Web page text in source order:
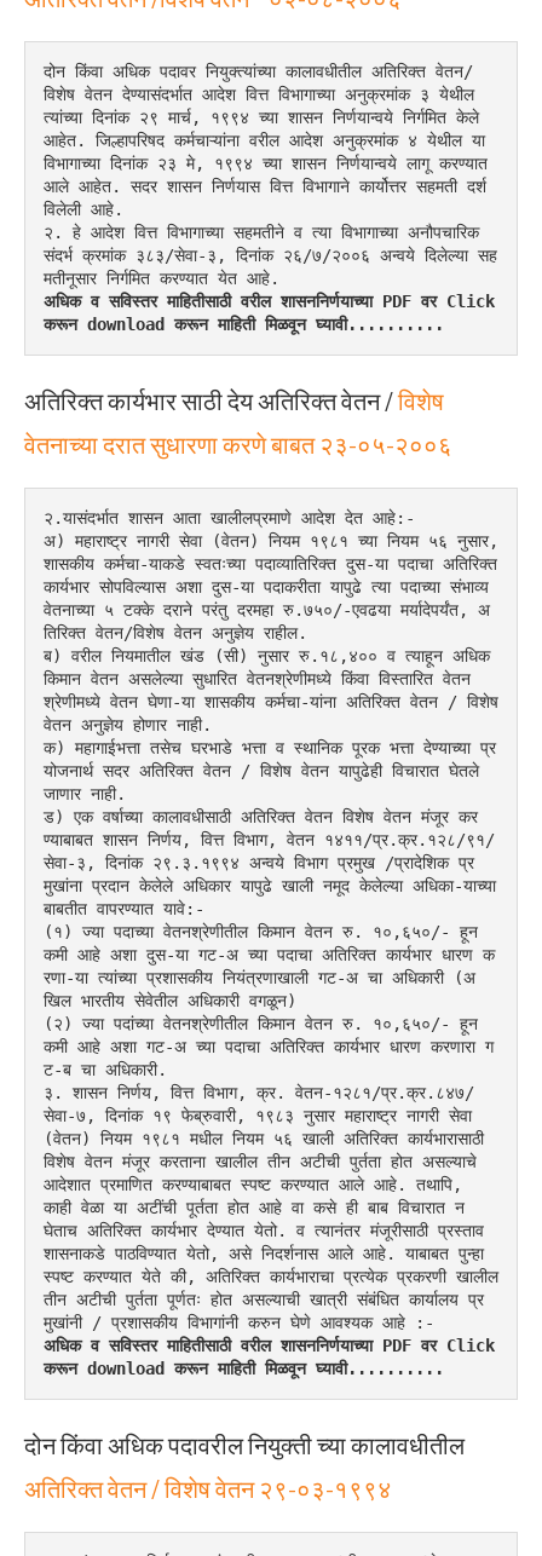
दोन किंवा अधिक पदावर नियुक्त्यांच्या कालावधीतील अतिरिक्त वेतन/
विशेष वेतन देण्यासंदर्भात आदेश वित्त विभागाच्या अनुक्रमांक ३ येथील
त्यांच्या दिनांक २९ मार्च, १९९४ च्या शासन निर्णयान्वये निर्गमित केले
आहेत. जिल्हापरिषद कर्मचाऱ्यांना वरील आदेश अनुक्रमांक ४ येथील या
विभागाच्या दिनांक २३ मे, १९९४ च्या शासन निर्णयान्वये लागू करण्यात
आले आहेत. सदर शासन निर्णयास वित्त विभागाने कार्योत्तर सहमती दर्श
विलेली आहे.
२. हे आदेश वित्त विभागाच्या सहमतीने व त्या विभागाच्या अनौपचारिक
संदर्भ क्रमांक ३८३/सेवा-३, दिनांक २६/७/२००६ अन्वये दिलेल्या सह
मतीनूसार निर्गमित करण्यात येत आहे.
अधिक व सविस्तर माहितीसाठी वरील शासननिर्णयाच्या PDF वर Click
करून download करून माहिती मिळवून घ्यावी..........
अतिरिक्त कार्यभार साठी देय अतिरिक्त वेतन /विशेष
वेतनाच्या दरात सुधारणा करणे बाबत २३-०५-२००६
२.यासंदर्भात शासन आता खालीलप्रमाणे आदेश देत आहे:-
अ) महाराष्ट्र नागरी सेवा (वेतन) नियम १९८१ च्या नियम ५६ नुसार,
शासकीय कर्मचा-याकडे स्वतःच्या पदाव्यातिरिक्त दुस-या पदाचा अतिरिक्त
कार्यभार सोपविल्यास अशा दुस-या पदाकरीता यापुढे त्या पदाच्या संभाव्य
वेतनाच्या ५ टक्के दराने परंतु दरमहा रु.७५०/-एवढया मर्यादेपर्यंत, अ
तिरिक्त वेतन/विशेष वेतन अनुज्ञेय राहील.
ब) वरील नियमातील खंड (सी) नुसार रु.१८,४०० व त्याहून अधिक
किमान वेतन असलेल्या सुधारित वेतनश्रेणीमध्ये किंवा विस्तारित वेतन
श्रेणीमध्ये वेतन घेणा-या शासकीय कर्मचा-यांना अतिरिक्त वेतन / विशेष
वेतन अनुज्ञेय होणार नाही.
क) महागाईभत्ता तसेच घरभाडे भत्ता व स्थानिक पूरक भत्ता देण्याच्या प्र
योजनार्थ सदर अतिरिक्त वेतन / विशेष वेतन यापुढेही विचारात घेतले
जाणार नाही.
ड) एक वर्षाच्या कालावधीसाठी अतिरिक्त वेतन विशेष वेतन मंजूर कर
ण्याबाबत शासन निर्णय, वित्त विभाग, वेतन १४११/प्र.क्र.१२८/९१/
सेवा-३, दिनांक २९.३.१९९४ अन्वये विभाग प्रमुख /प्रादेशिक प्र
मुखांना प्रदान केलेले अधिकार यापुढे खाली नमूद केलेल्या अधिका-याच्या
बाबतीत वापरण्यात यावे:-
(१) ज्या पदाच्या वेतनश्रेणीतील किमान वेतन रु. १०,६५०/- हून
कमी आहे अशा दुस-या गट-अ च्या पदाचा अतिरिक्त कार्यभार धारण क
रणा-या त्यांच्या प्रशासकीय नियंत्रणाखाली गट-अ चा अधिकारी (अ
खिल भारतीय सेवेतील अधिकारी वगळून)
(२) ज्या पदांच्या वेतनश्रेणीतील किमान वेतन रु. १०,६५०/- हून
कमी आहे अशा गट-अ च्या पदाचा अतिरिक्त कार्यभार धारण करणारा ग
ट-ब चा अधिकारी.
३. शासन निर्णय, वित्त विभाग, क्र. वेतन-१२८१/प्र.क्र.८४७/
सेवा-७, दिनांक १९ फेब्रुवारी, १९८३ नुसार महाराष्ट्र नागरी सेवा
(वेतन) नियम १९८१ मधील नियम ५६ खाली अतिरिक्त कार्यभारासाठी
विशेष वेतन मंजूर करताना खालील तीन अटीची पुर्तता होत असल्याचे
आदेशात प्रमाणित करण्याबाबत स्पष्ट करण्यात आले आहे. तथापि,
काही वेळा या अटींची पूर्तता होत आहे वा कसे ही बाब विचारात न
घेताच अतिरिक्त कार्यभार देण्यात येतो. व त्यानंतर मंजूरीसाठी प्रस्ताव
शासनाकडे पाठविण्यात येतो, असे निदर्शनास आले आहे. याबाबत पुन्हा
स्पष्ट करण्यात येते की, अतिरिक्त कार्यभाराचा प्रत्येक प्रकरणी खालील
तीन अटीची पुर्तता पूर्णतः होत असल्याची खात्री संबंधित कार्यालय प्र
मुखांनी / प्रशासकीय विभागांनी करुन घेणे आवश्यक आहे :-
अधिक व सविस्तर माहितीसाठी वरील शासननिर्णयाच्या PDF वर Click
करून download करून माहिती मिळवून घ्यावी..........
दोन किंवा अधिक पदावरील नियुक्ती च्या कालावधीतील
अतिरिक्त वेतन / विशेष वेतन २९-०३-१९९४